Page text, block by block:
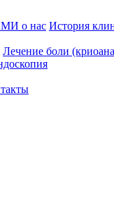
о нас История
Лечение боли